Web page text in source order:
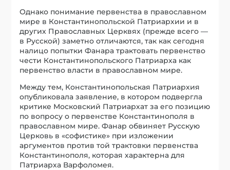
Однако понимание первенства в православном
мире в Константинопольской Патриархии и в
других Православных Церквях (прежде всего —
в Русской) заметно отличаются, так как сегодня
налицо попытки Фанара трактовать первенство
чести Константинопольского Патриарха как
первенство власти в православном мире.
Между тем, Константинопольская Патриархия
опубликовала заявление, в котором подвергла
критике Московский Патриархат за его позицию
по вопросу о первенстве Константинополя в
православном мире. Фанар обвиняет Русскую
Церковь в «софистике» при изложении
аргументов против той трактовки первенства
Константинополя, которая характерна для
Патриарха Варфоломея.